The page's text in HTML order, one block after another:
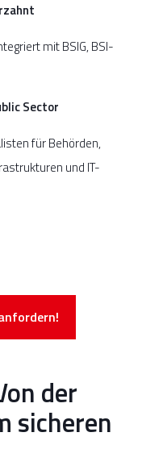
mit BSIG, BSI-
Sector
für Behörden,
und IT-
der
sicheren